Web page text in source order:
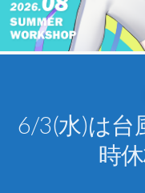
6/3(水)は台
時